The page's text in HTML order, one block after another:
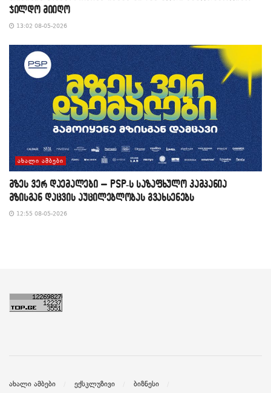
ჯილდო მიიღო
13:02 08-05-2026
ᲐᲮᲐᲚᲘ ᲐᲛᲑᲔᲑᲘ
მზეს ვერ დაემალები – PSP-ს საზაფხულო კამპანია
მზისგან დაცვის აუცილებლობას გვახსენებს
12:55 08-05-2026
ახალი ამბები ექსკლუზივი
ბიზნესი